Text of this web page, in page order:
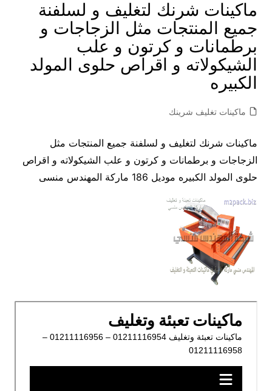
ماكينات شرنك لتغليف و لسلفنة
جميع المنتجات مثل الزجاجات و
برطمانات و كرتون و علب
الشيكولاته و اقراص حلوى المولد
الكبيره
ماكينات تغليف شرينك
ماكينات شرنك لتغليف و لسلفنة جميع المنتجات مثل
الزجاجات و برطمانات و كرتون و علب الشيكولاته و اقراص
حلوى المولد الكبيره موديل 186 ماركة المهندس منسى